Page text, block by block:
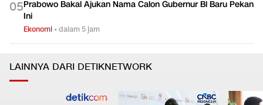
05Prabowo Bakal Ajukan Nama Calon Gubernur Bl Baru Pekan
Ini
Ekonomi •dalam 5 jam
LAINNYA DARI DETIKNETWORK